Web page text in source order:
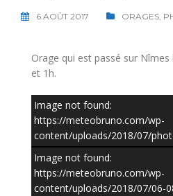
6 AOÛT 2017 ORAGES,
Orage qui est passé sur
et 1h.
Image not found:
https://meteobruno.com/wp-
content/uploads/2018/07/
Image not found:
https://meteobruno.com/wp-
content/uploads/2018/07/06-